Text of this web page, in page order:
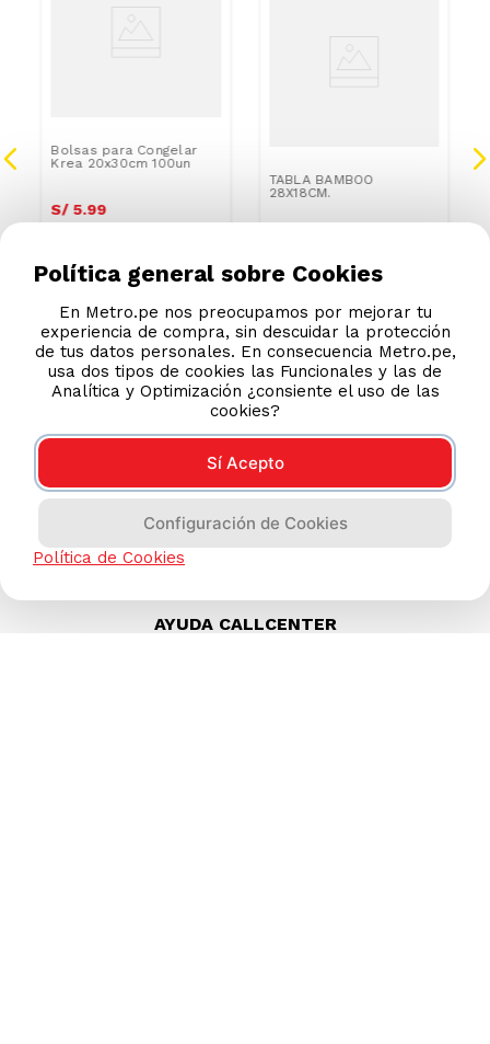
Bolsas para Congelar
Krea 20x30cm 100un
S/ 5.99
TABLA BAMBOO
28X18CM.
AYUDA CALLCENTER
Política general sobre Cookies
En Metro.pe nos preocupamos por mejorar tu
experiencia de compra, sin descuidar la protección
de tus datos personales. En consecuencia Metro.pe,
usa dos tipos de cookies las Funcionales y las de
Analítica y Optimización ¿consiente el uso de las
cookies?
Sí Acepto
Configuración de Cookies
Política de Cookies